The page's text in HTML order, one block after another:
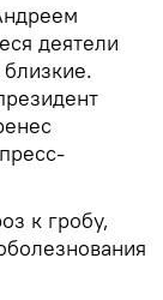
деятели
к гробу,